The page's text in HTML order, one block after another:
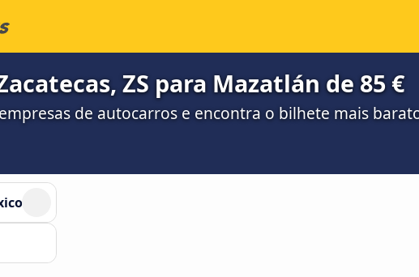
ZS para Mazatlán de 85 €
de autocarros e encontra o bilhete mais